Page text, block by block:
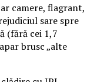
camere, flagrant,
sare spre
(fără cei 1,7
brusc „alte